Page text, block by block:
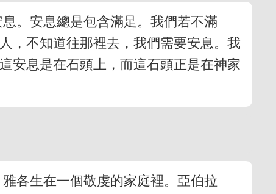
。安息總是包含滿足。我們若不滿
，不知道往那裡去，我們需要安息。我
安息是在石頭上，而這石頭正是在神家
各生在一個敬虔的家庭裡。亞伯拉